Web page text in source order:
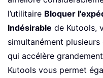
l’utilitaire Bloquer
Indésirable de Kutools,
simultanément
qui accélère
Kutools vous permet